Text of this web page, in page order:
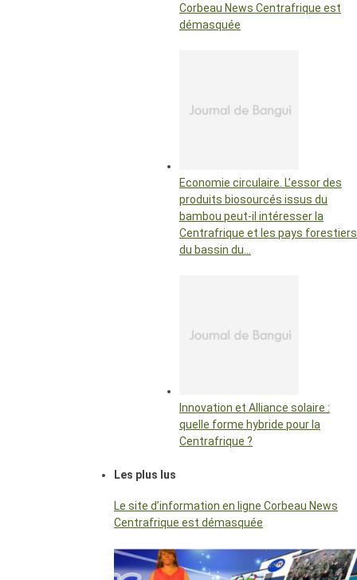
Corbeau News Centrafrique est
démasquée
Economie circulaire. L’essor des
produits biosourcés issus du
bambou peut-il intéresser la
Centrafrique et les pays forestiers
du bassin du…
Innovation et Alliance solaire :
quelle forme hybride pour la
Centrafrique ?
Les plus lus
Le site d’information en ligne Corbeau News
Centrafrique est démasquée